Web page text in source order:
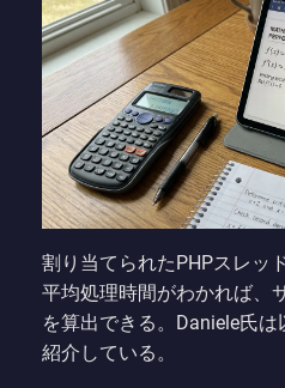
割り当てられたPHPスレッ
平均処理時間がわかれば、
を算出できる。Daniele氏
紹介している。